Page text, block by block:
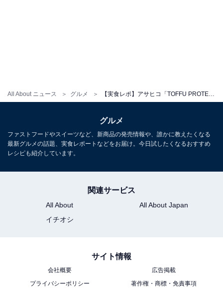
All About ニュース グルメ
ロと、良いことづくめのおかずなんです。
ごはんの上に載せれば生姜焼き丼が完成
グルメ
ファストフードやスイーツなど、新商品の発売情報や、誰かに教えたくなる
最新グルメの話題、実食レポートなどをお届け。今日試したくなるおすすめ
レシピも紹介しています。
関連サービス
All About
All About Japan
イチオシ
サイト情報
会社概要
広告掲載
プライバシーポリシー
著作権・商標・免責事項